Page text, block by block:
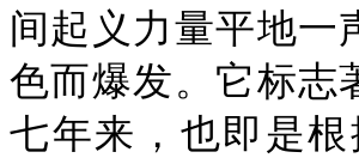
间起义力量平地一
色而爆发。它标志
七年来，也即是